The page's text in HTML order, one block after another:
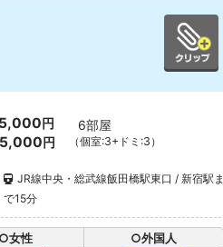
円
円
6部屋
（個室:3+ドミ:3）
JR線中央・総武線飯田橋駅東口 / 新宿駅ま
で15分
○女性 ○外国人